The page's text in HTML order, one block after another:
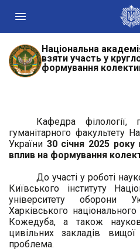
Національна
взяти участь у
формування
Кафедра філології,
гуманітарного факультету
України 30 січня 2025 року
вплив на формування
До участі у роботі
Київського інституту
університету оборони
Харківського
Кожедуба, а також
цивільних закладів
проблема.
Державні сайти
Президент України
Рада національної безпеки і
Центральні та місцеві органи